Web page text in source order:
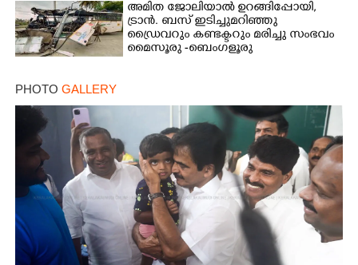
അമിത ജോലിയാൽ ഉറങ്ങിപ്പോയി,
ട്രാൻ. ബസ് ഇടിച്ചുമറിഞ്ഞു
ഡ്രൈവറും കണ്ടക്ടറും മരിച്ചു സംഭവം
മൈസൂരു -ബെംഗളൂരു
PHOTO GALLERY